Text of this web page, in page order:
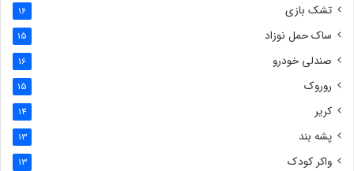
تشک بازی 16
ساک حمل نوزاد 15
صندلی خودرو 16
روروک 15
کریر 14
پشه بند 13
واکر کودک 13